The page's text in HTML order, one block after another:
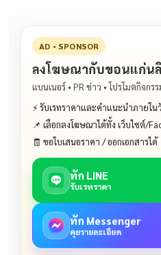
AD • SPONSOR
ลงโฆษณากับขอนแก่น
แบนเนอร์ • PR ข่าว • โปรโมตกิจกรร
⚡ รับเรทราคาและคำแนะนำภายใน
📌 เลือกลงโฆษณาได้ทั้ง เว็บไซต์/
🧾 ขอใบเสนอราคา / ออกเอกสารได้
ทัก LINE
รับเรทราคา
ทัก Messenger
คุยรายละเอียด